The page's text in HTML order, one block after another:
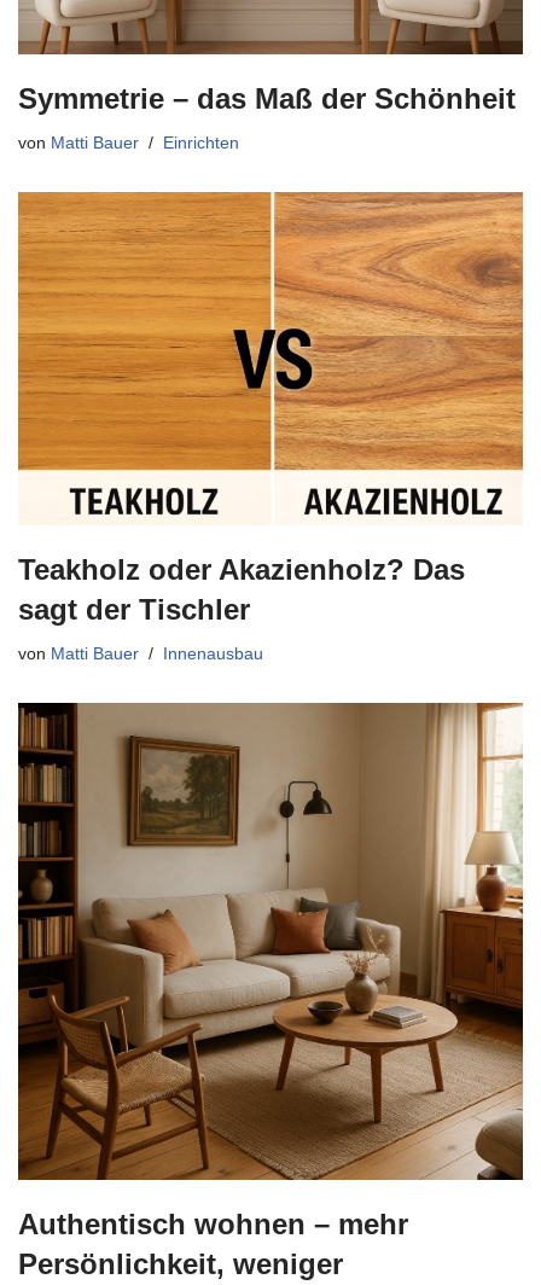
Symmetrie – das Maß der Schönheit
von Matti Bauer Einrichten
Teakholz oder Akazienholz? Das
sagt der Tischler
von Matti Bauer Innenausbau
Authentisch wohnen – mehr
Persönlichkeit, weniger